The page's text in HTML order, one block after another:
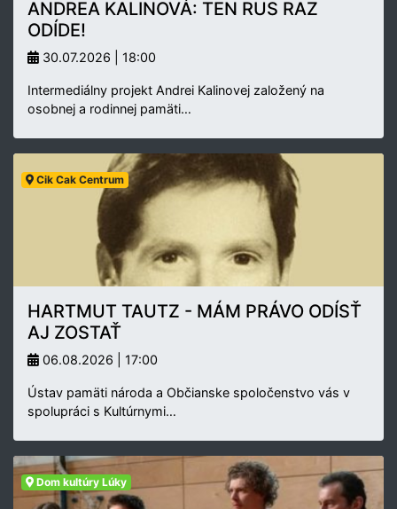
ANDREA KALINOVÁ: TEN RUS RAZ
ODÍDE!
30.07.2026 | 18:00
Intermediálny projekt Andrei Kalinovej založený na
osobnej a rodinnej pamäti…
Cik Cak Centrum
HARTMUT TAUTZ - MÁM PRÁVO ODÍSŤ
AJ ZOSTAŤ
06.08.2026 | 17:00
Ústav pamäti národa a Občianske spoločenstvo vás v
spolupráci s Kultúrnymi…
Dom kultúry Lúky